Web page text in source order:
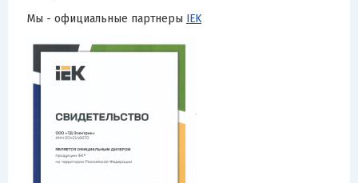
Мы - официальные партнеры IEK